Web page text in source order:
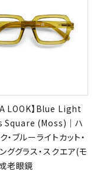
A LOOK】Blue Light
Square (Moss)｜ハ
・ブルーライトカット・
ググラス・スクエア(モ
老眼鏡